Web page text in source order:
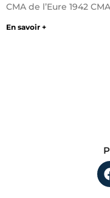
CMA de l’Eure 1942
En savoir +